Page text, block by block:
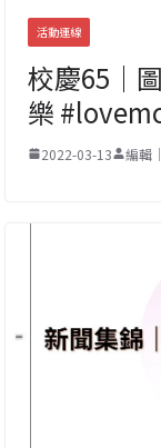
活動連線
校慶65｜
樂
2022-03-13 編輯